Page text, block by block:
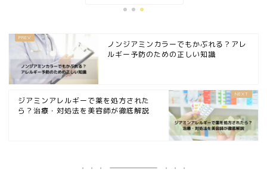
ノンジアミンカラーでもかぶれる？アレ
ルギー予防のための正しい知識
ジアミンアレルギーで薬を処方された
ら？治療・対処法を美容師が徹底解説